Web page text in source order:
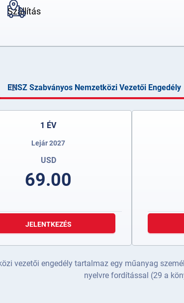
Szállítás
ENSZ Szabványos Nemzetközi Vezetői Engedély
1 ÉV
Lejár 2027
USD
69.00
JELENTKEZÉS
vezetői engedély tartalmaz egy műanyag
nyelvre fordítással (29 a